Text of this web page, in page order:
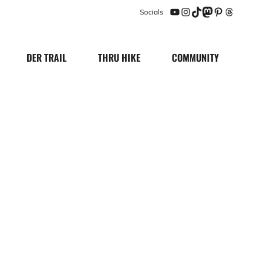
Socials
YouTube
Instagram
TikTok
Mastodon
Pinterest
Threads
DER TRAIL THRU HIKE COMMUNITY